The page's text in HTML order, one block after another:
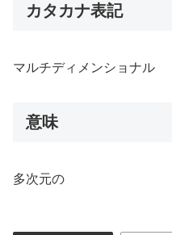
カタカナ表記
マルチディメンショナル
意味
多次元の